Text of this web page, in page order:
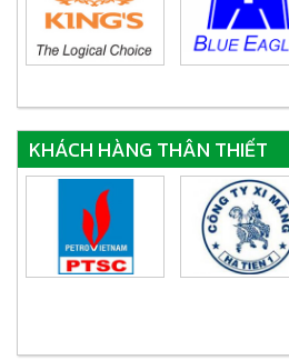
KHÁCH HÀNG THÂN THIẾT